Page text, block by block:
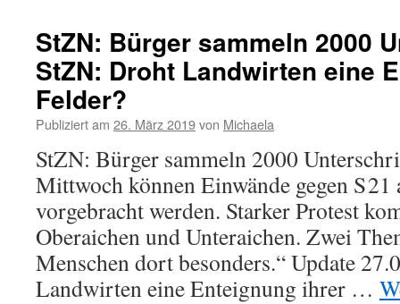
StZN: Bürger sammeln 2000
StZN: Droht Landwirten eine
Felder?
Publiziert am 26. März 2019von Michaela
StZN: Bürger sammeln 2000
Mittwoch können Einwände gegen S
vorgebracht werden. Starker Protest
Oberaichen und Unteraichen. Zwei
Menschen dort besonders.“ Update
Landwirten eine Enteignung ihrer …